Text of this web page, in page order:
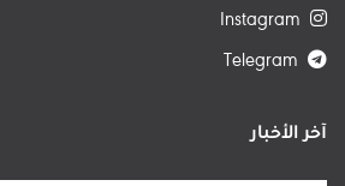
آخر الأخبار